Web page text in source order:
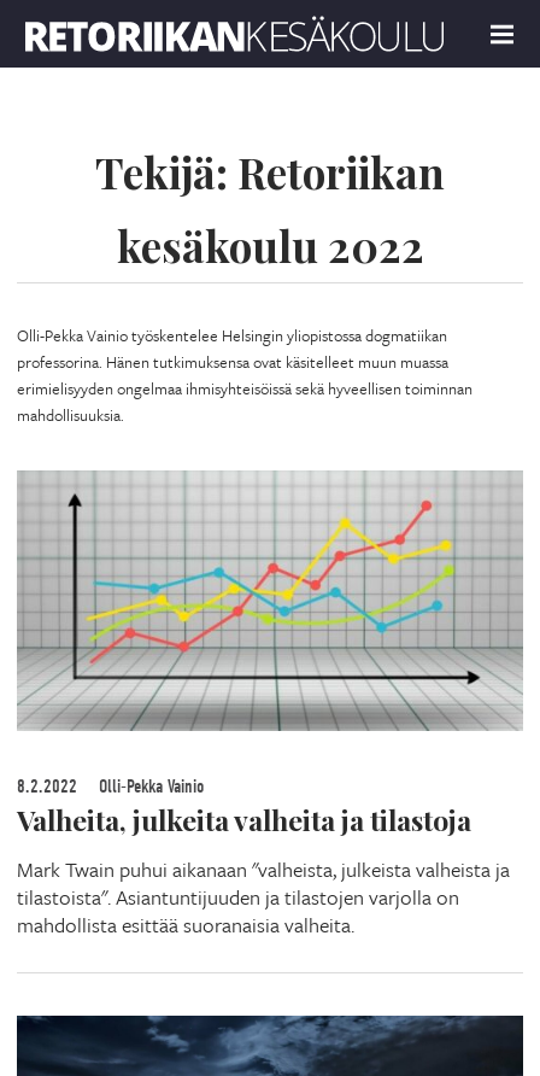
MENU
Tekijä: Retoriikan
kesäkoulu 2022
Olli-Pekka Vainio työskentelee Helsingin yliopistossa dogmatiikan
professorina. Hänen tutkimuksensa ovat käsitelleet muun muassa
erimielisyyden ongelmaa ihmisyhteisöissä sekä hyveellisen toiminnan
mahdollisuuksia.
8.2.2022 Olli-Pekka Vainio
Valheita, julkeita valheita ja tilastoja
Mark Twain puhui aikanaan "valheista, julkeista valheista ja
tilastoista". Asiantuntijuuden ja tilastojen varjolla on
mahdollista esittää suoranaisia valheita.